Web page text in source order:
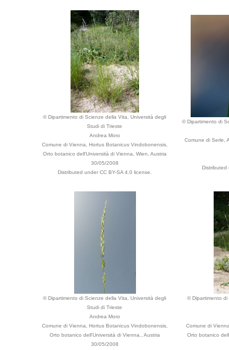
© Dipartimento di Scienze della Vita, Università degli
Studi di Trieste
Andrea Moro
Comune di Vienna, Hortus Botanicus Vindobonensis,
Orto botanico dell'Università di Vienna, Wien, Austria
30/05/2008
Distributed under CC BY-SA 4.0 license.
© Dipartimento di
Comune di Serle,
Distributed
© Dipartimento di Scienze della Vita, Università degli
Studi di Trieste
Andrea Moro
Comune di Vienna, Hortus Botanicus Vindobonensis,
Orto botanico dell'Università di Vienna., Austria
30/05/2008
© Dipartimento
Comune di
Orto botanico